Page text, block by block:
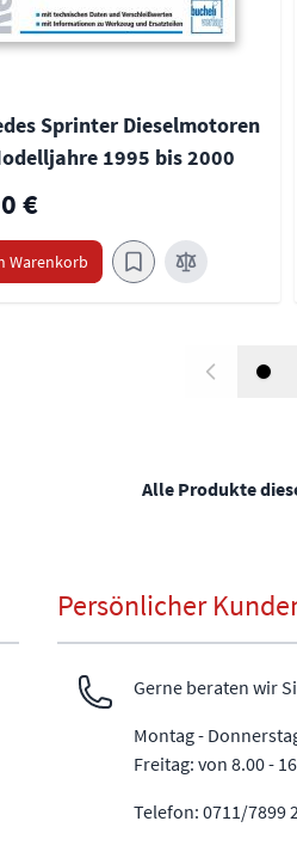
Sprinter Dieselmotoren
1995 bis 2000
€
Warenkorb
Alle Produkte
Persönlicher
Gerne beraten wir
Montag -
Freitag: von 8.00 -
Telefon: 0711/7899